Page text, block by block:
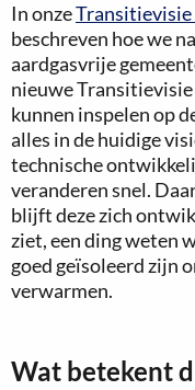
In onzeTransitievisie
beschreven hoe we
aardgasvrije
nieuwe
kunnen inspelen op
alles in de huidige
technische
veranderen snel.
blijft deze zich
ziet, een ding weten
goed geïsoleerd zijn
verwarmen.
Wat betekent